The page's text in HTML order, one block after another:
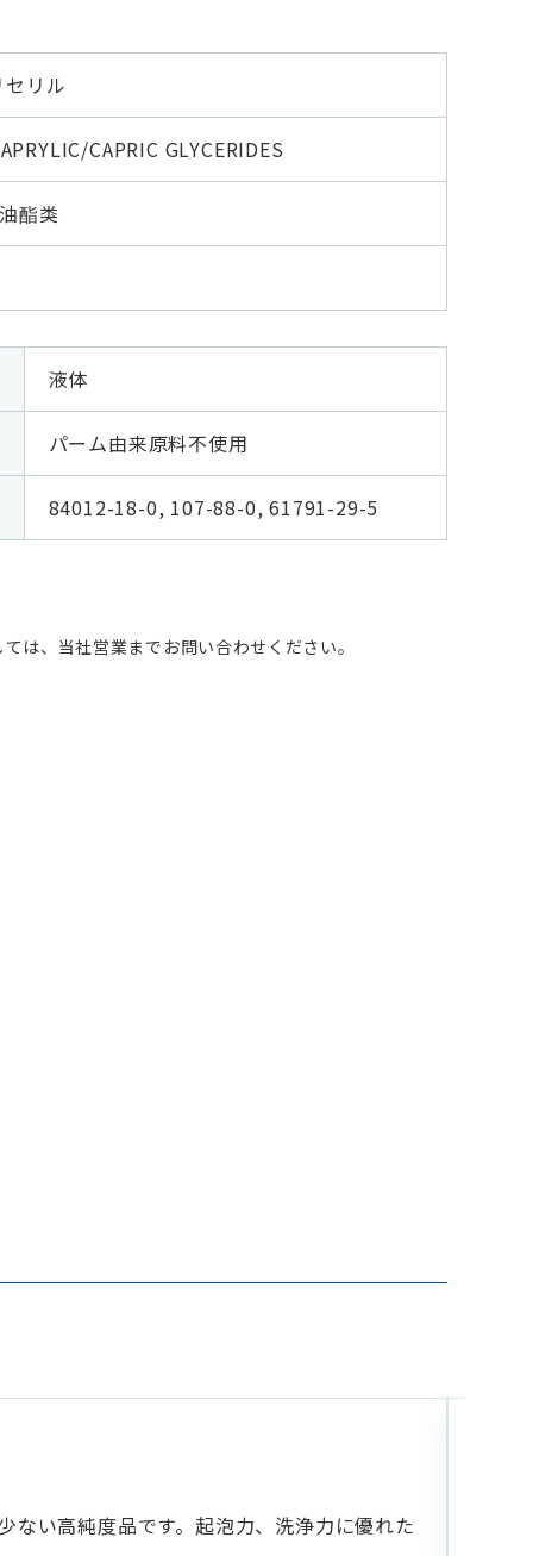
リル
CAPRIC GLYCERIDES
酯类
液体
パーム由来原料不使用
84012-18-0, 107-88-0, 61791-29-5
は、当社営業までお問い合わせください。
い高純度品です。起泡力、洗浄力に優れた